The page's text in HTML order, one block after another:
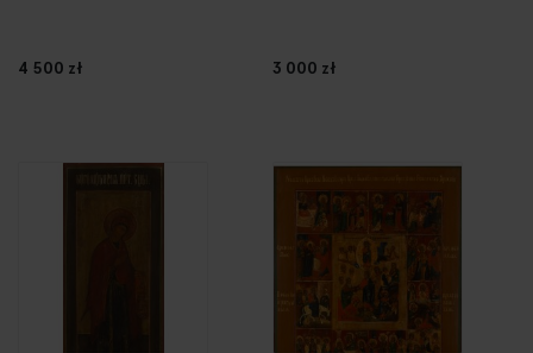
4 500 zł
3 000 zł